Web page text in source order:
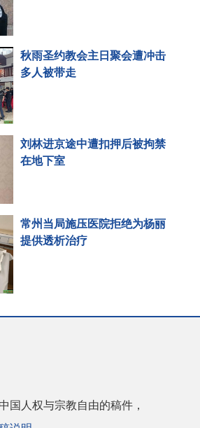
秋雨圣约教会主日聚会遭冲击
多人被带走
刘林进京途中遭扣押后被拘禁
在地下室
常州当局施压医院拒绝为杨丽
提供透析治疗
国人权与宗教自由的稿件，